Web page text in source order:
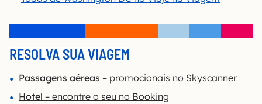
RESOLVA SUA VIAGEM
Passagens aéreas – promocionais no Skyscanner
Hotel – encontre o seu no Booking